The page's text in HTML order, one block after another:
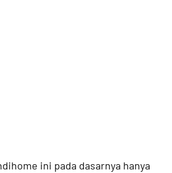
ini pada dasarnya hanya